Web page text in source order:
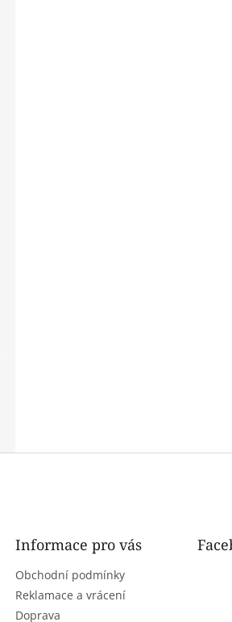
Informace pro vás
Obchodní podmínky
Reklamace a vrácení
Doprava